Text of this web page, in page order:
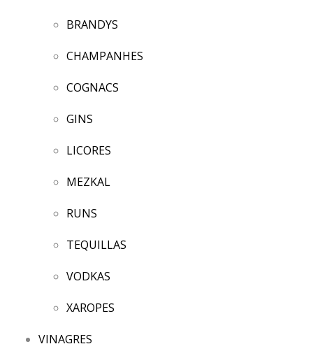
BRANDYS
CHAMPANHES
COGNACS
GINS
LICORES
MEZKAL
RUNS
TEQUILLAS
VODKAS
XAROPES
VINAGRES